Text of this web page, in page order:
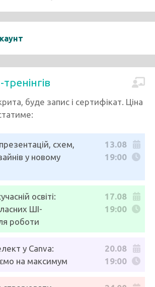
буде запис і сертифікат. Ціна
схем,
у новому
13.08
19:00
освіті:
ШІ-
роботи
17.08
19:00
у Canva:
на максимум
20.08
19:00